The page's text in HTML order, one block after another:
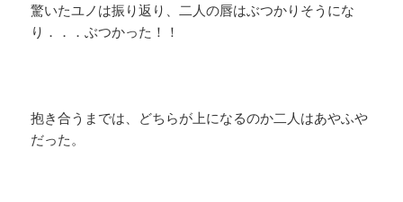
驚いたユノは振り返り、二人の唇はぶつかりそうにな
り．．．ぶつかった！！
抱き合うまでは、どちらが上になるのか二人はあやふや
だった。